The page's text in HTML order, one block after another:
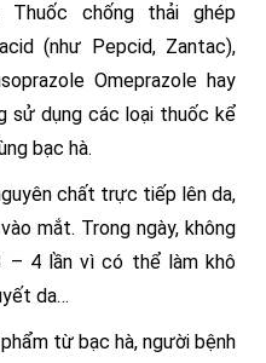
chống thải ghép
(như Pepcid, Zantac),
Omeprazole hay
sử dụng các loại thuốc kể
bạc hà.
chất trực tiếp lên da,
mắt. Trong ngày, không
– 4 lần vì có thể làm khô
da…
từ bạc hà, người bệnh